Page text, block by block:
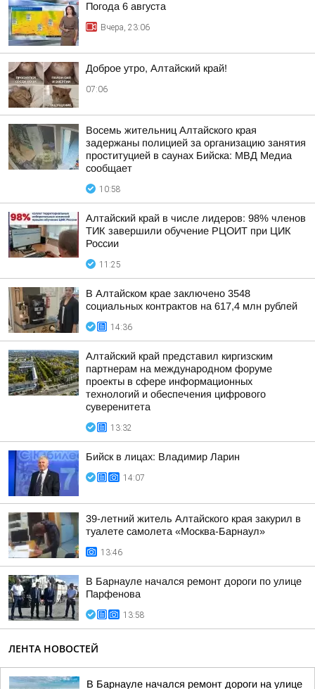
Погода 6 августа
Вчера, 23:06
Доброе утро, Алтайский край!
07:06
Восемь жительниц Алтайского края
задержаны полицией за организацию занятия
проституцией в саунах Бийска: МВД Медиа
сообщает
10:58
Алтайский край в числе лидеров: 98% членов
ТИК завершили обучение РЦОИТ при ЦИК
России
11:25
В Алтайском крае заключено 3548
социальных контрактов на 617,4 млн рублей
14:36
Алтайский край представил киргизским
партнерам на международном форуме
проекты в сфере информационных
технологий и обеспечения цифрового
суверенитета
13:32
Бийск в лицах: Владимир Ларин
14:07
39-летний житель Алтайского края закурил в
туалете самолета «Москва-Барнаул»
13:46
В Барнауле начался ремонт дороги по улице
Парфенова
13:58
ЛЕНТА НОВОСТЕЙ
В Барнауле начался ремонт дороги на улице